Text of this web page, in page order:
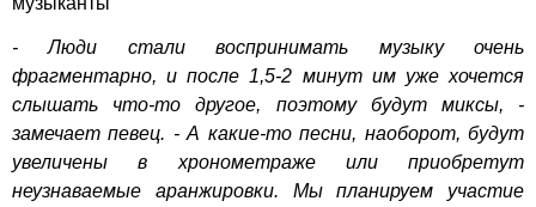
- Люди стали воспринимать музыку очень
фрагментарно, и после 1,5-2 минут им уже хочется
слышать что-то другое, поэтому будут миксы, -
замечает певец. - А какие-то песни, наоборот, будут
увеличены в хронометраже или приобретут
неузнаваемые аранжировки. Мы планируем участие